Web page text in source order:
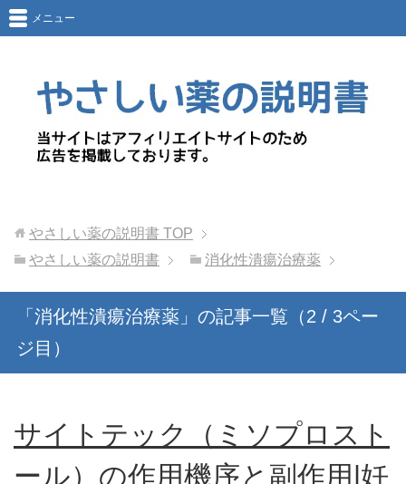
メニュー
やさしい薬の説明書 TOP
やさしい薬の説明書
消化性潰瘍治療薬
「消化性潰瘍治療薬」の記事一覧（2 / 3ペー
ジ目）
サイトテック（ミソプロスト
ール）の作用機序と副作用|妊